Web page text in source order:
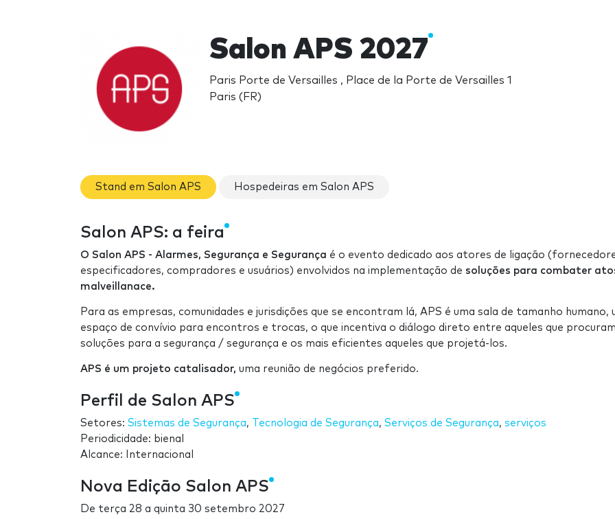
Salon APS 2027
Paris Porte de Versailles , Place de la Porte de Versailles 1
Paris (FR)
Stand em Salon APS Hospedeiras em Salon APS
Salon APS: a feira
O Salon APS - Alarmes, Segurança e Segurança é o evento dedicado aos atores de ligação
especificadores, compradores e usuários) envolvidos na implementação de soluções para combater
malveillanace.
Para as empresas, comunidades e jurisdições que se encontram lá, APS é uma sala de tamanho humano,
espaço de convívio para encontros e trocas, o que incentiva o diálogo direto entre aqueles que
soluções para a segurança / segurança e os mais eficientes aqueles que projetá-los.
APS é um projeto catalisador, uma reunião de negócios preferido.
Perfil de Salon APS
Setores: Sistemas de Segurança, Tecnologia de Segurança, Serviços de Segurança, serviços
Periodicidade: bienal
Alcance: Internacional
Nova Edição Salon APS
De terça 28 a quinta 30 setembro 2027